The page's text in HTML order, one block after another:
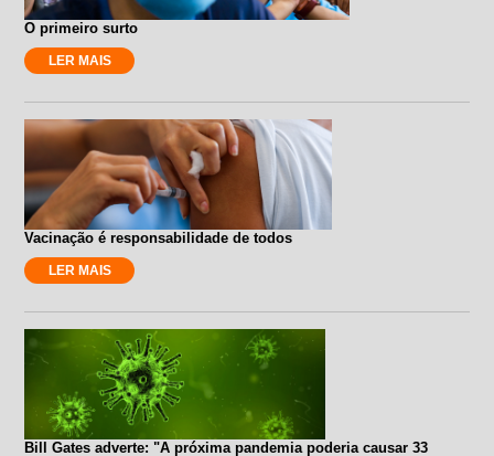
O primeiro surto
LER MAIS
Vacinação é responsabilidade de todos
LER MAIS
Bill Gates adverte: "A próxima pandemia poderia causar 33